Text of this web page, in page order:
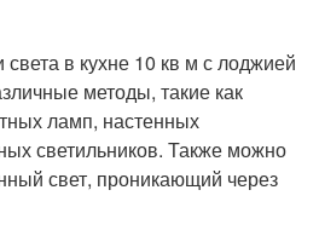
в кухне 10 кв м с лоджией
методы, такие как
ламп, настенных
светильников. Также можно
свет, проникающий через